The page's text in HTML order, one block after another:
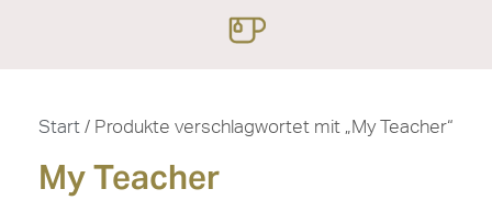
Start / Produkte verschlagwortet mit „My Teacher“
My Teacher